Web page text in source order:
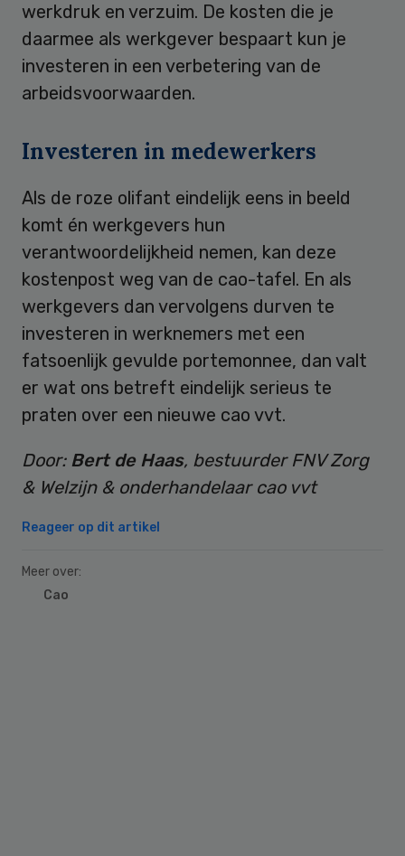
werkdruk en verzuim. De kosten die je
daarmee als werkgever bespaart kun je
investeren in een verbetering van de
arbeidsvoorwaarden.
Investeren in medewerkers
Als de roze olifant eindelijk eens in beeld
komt én werkgevers hun
verantwoordelijkheid nemen, kan deze
kostenpost weg van de cao-tafel. En als
werkgevers dan vervolgens durven te
investeren in werknemers met een
fatsoenlijk gevulde portemonnee, dan valt
er wat ons betreft eindelijk serieus te
praten over een nieuwe cao vvt.
Door: Bert de Haas, bestuurder FNV Zorg
& Welzijn & onderhandelaar cao vvt
Reageer op dit artikel
Meer over:
Cao